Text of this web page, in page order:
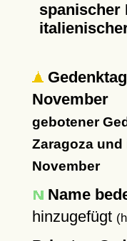
spanischer
November
gebotener
Zaragoza
November
Name
hinzugefügt